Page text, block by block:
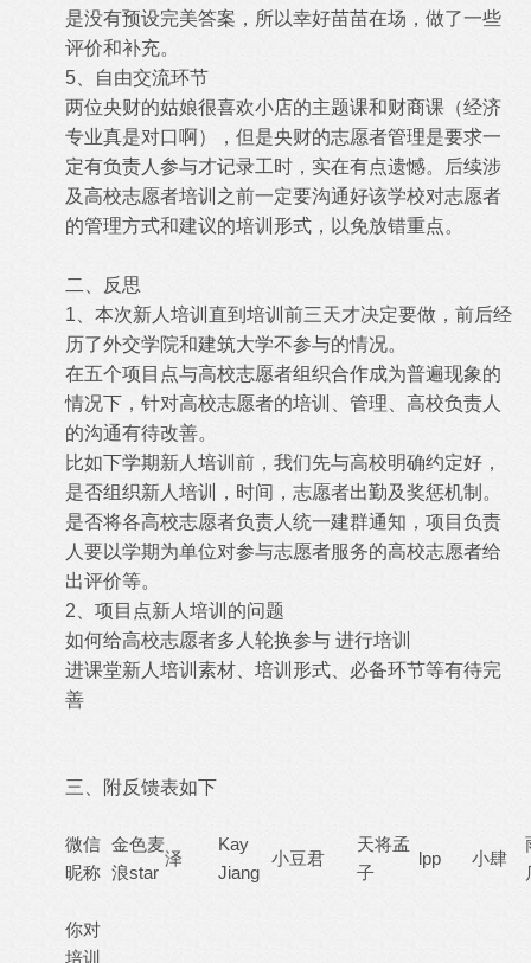
是没有预设完美答案，所以幸好苗苗在场，做了一些
评价和补充。
5、自由交流环节
两位央财的姑娘很喜欢小店的主题课和财商课（经济
专业真是对口啊），但是央财的志愿者管理是要求一
定有负责人参与才记录工时，实在有点遗憾。后续涉
及高校志愿者培训之前一定要沟通好该学校对志愿者
的管理方式和建议的培训形式，以免放错重点。
二、反思
1、本次新人培训直到培训前三天才决定要做，前后经
历了外交学院和建筑大学不参与的情况。
在五个项目点与高校志愿者组织合作成为普遍现象的
情况下，针对高校志愿者的培训、管理、高校负责人
的沟通有待改善。
比如下学期新人培训前，我们先与高校明确约定好，
是否组织新人培训，时间，志愿者出勤及奖惩机制。
是否将各高校志愿者负责人统一建群通知，项目负责
人要以学期为单位对参与志愿者服务的高校志愿者给
出评价等。
2、项目点新人培训的问题
如何给高校志愿者多人轮换参与 进行培训
进课堂新人培训素材、培训形式、必备环节等有待完
善
三、附反馈表如下
微信
昵称
金色麦
浪star
泽
Kay
Jiang
小豆君
天将孟
子
lpp 小肆
你对
培训